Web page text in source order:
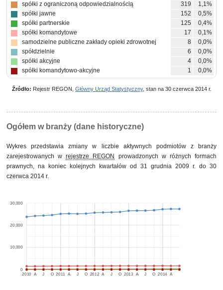
spółki z ograniczoną odpowiedzialnością
319
1,1%
spółki jawne
152
0,5%
spółki partnerskie
125
0,4%
spółki komandytowe
17
0,1%
samodzielne publiczne zakłady opieki zdrowotnej
8
0,0%
spółdzielnie
6
0,0%
spółki akcyjne
4
0,0%
spółki komandytowo-akcyjne
1 0,0%
Źródło: Rejestr REGON, Główny Urząd Statystyczny, stan na 30 czerwca 2014 r.
Ogółem w branży (dane historyczne)
Wykres przedstawia zmiany w liczbie aktywnych podmiotów z branży
zarejestrowanych wrejestrze REGON
prowadzonych w różnych formach
prawnych, na koniec kolejnych kwartałów od 31 grudnia 2009 r. do 30
czerwca 2014 r.
2010 2011 2012 2013 2014
A J O A J O A J O A J O A
0
10,000
20,000
30,000